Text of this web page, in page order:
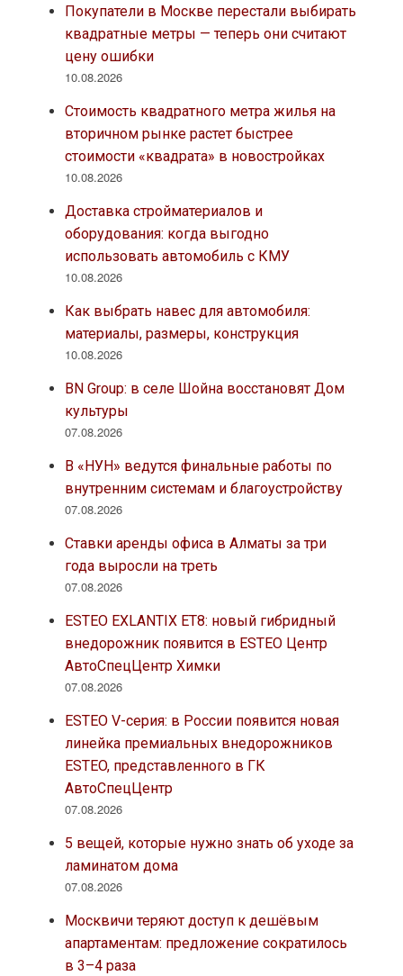
Покупатели в Москве перестали выбирать
квадратные метры — теперь они считают
цену ошибки
10.08.2026
Стоимость квадратного метра жилья на
вторичном рынке растет быстрее
стоимости «квадрата» в новостройках
10.08.2026
Доставка стройматериалов и
оборудования: когда выгодно
использовать автомобиль с КМУ
10.08.2026
Как выбрать навес для автомобиля:
материалы, размеры, конструкция
10.08.2026
BN Group: в селе Шойна восстановят Дом
культуры
07.08.2026
В «НУН» ведутся финальные работы по
внутренним системам и благоустройству
07.08.2026
Ставки аренды офиса в Алматы за три
года выросли на треть
07.08.2026
ESTEO EXLANTIX ET8: новый гибридный
внедорожник появится в ESTEO Центр
АвтоСпецЦентр Химки
07.08.2026
ESTEO V-серия: в России появится новая
линейка премиальных внедорожников
ESTEO, представленного в ГК
АвтоСпецЦентр
07.08.2026
5 вещей, которые нужно знать об уходе за
ламинатом дома
07.08.2026
Москвичи теряют доступ к дешёвым
апартаментам: предложение сократилось
в 3–4 раза